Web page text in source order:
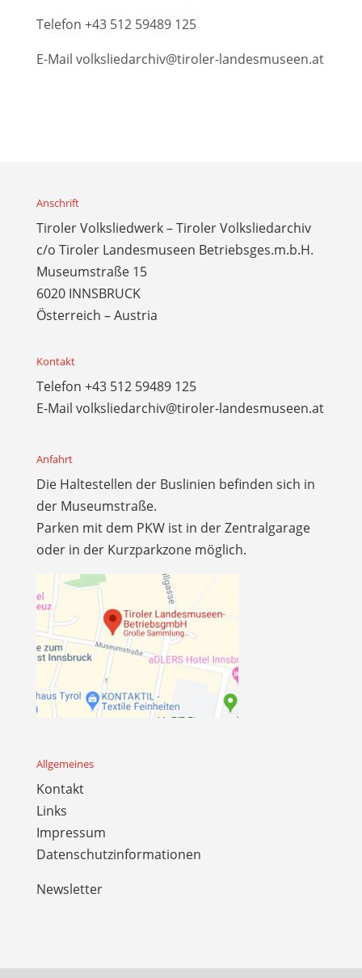
Telefon +43 512 59489 125
E-Mail volksliedarchiv@tiroler-landesmuseen.at
Anschrift
Tiroler Volksliedwerk – Tiroler Volksliedarchiv
c/o Tiroler Landesmuseen Betriebsges.m.b.H.
Museumstraße 15
6020 INNSBRUCK
Österreich – Austria
Kontakt
Telefon +43 512 59489 125
E-Mail volksliedarchiv@tiroler-landesmuseen.at
Anfahrt
Die Haltestellen der Buslinien befinden sich in
der Museumstraße.
Parken mit dem PKW ist in der Zentralgarage
oder in der Kurzparkzone möglich.
Allgemeines
Kontakt
Links
Impressum
Datenschutzinformationen
Newsletter